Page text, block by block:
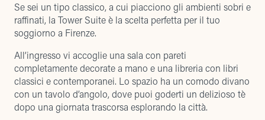
Se sei un tipo classico, a cui piacciono gli ambienti sobri e
raffinati, la Tower Suite è la scelta perfetta per il tuo
soggiorno a Firenze.
All’ingresso vi accoglie una sala con pareti
completamente decorate a mano e una libreria con libri
classici e contemporanei. Lo spazio ha un comodo divano
con un tavolo d’angolo, dove puoi goderti un delizioso tè
dopo una giornata trascorsa esplorando la città.